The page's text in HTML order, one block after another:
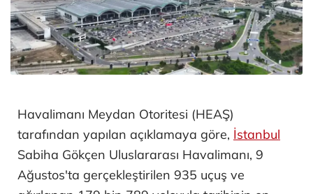
Havalimanı Meydan Otoritesi (HEAŞ)
tarafından yapılan açıklamaya göre, İstanbul
Sabiha Gökçen Uluslararası Havalimanı, 9
Ağustos'ta gerçekleştirilen 935 uçuş ve